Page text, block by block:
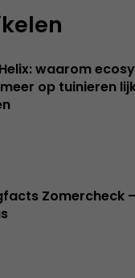
waarom
op tuinieren
Zomercheck